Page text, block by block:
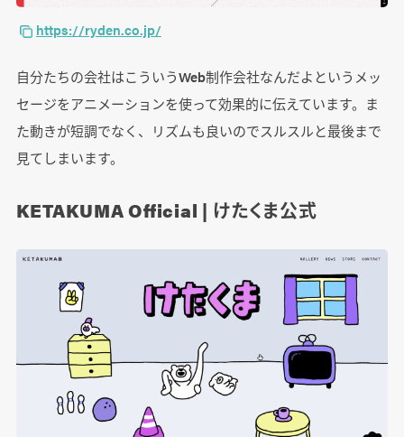
https://ryden.co.jp/
自分たちの会社はこういうWeb制作会社なんだよというメッ
セージをアニメーションを使って効果的に伝えています。ま
た動きが短調でなく、リズムも良いのでスルスルと最後まで
見てしまいます。
KETAKUMA Official | けたくま公式